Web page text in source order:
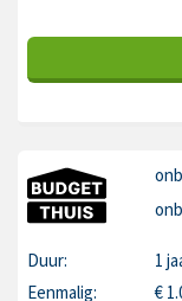
Duur:
1
Eenmalig:
€